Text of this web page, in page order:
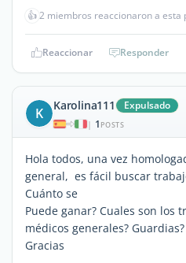
👍2 miembros reaccionaron a esta
Reaccionar Responder
K Karolina111 Expulsado
| 1 POSTS
Hola todos, una vez
general, es fácil buscar
Cuánto se
Puede ganar? Cuales son los
médicos generales?
Gracias